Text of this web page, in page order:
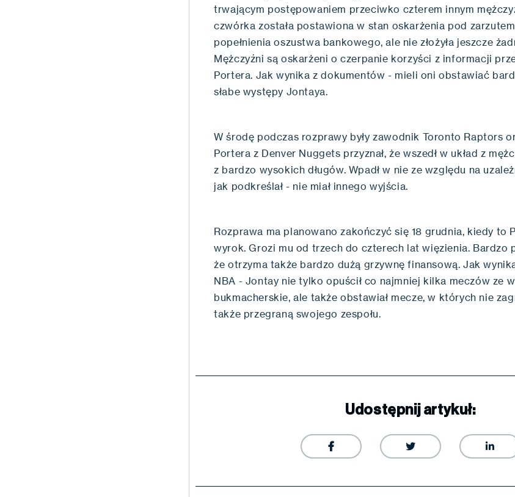
trwającym postępowaniem przeciwko czterem innym
czwórka została postawiona w stan oskarżenia pod
popełnienia oszustwa bankowego, ale nie złożyła jeszcze
Mężczyźni są oskarżeni o czerpanie korzyści z informacji
Portera. Jak wynika z dokumentów - mieli oni obstawiać
słabe występy Jontaya.
W środę podczas rozprawy były zawodnik Toronto Raptors
Portera z Denver Nuggets przyznał, że wszedł w układ z
z bardzo wysokich długów. Wpadł w nie ze względu na
jak podkreślał - nie miał innego wyjścia.
Rozprawa ma planowano zakończyć się 18 grudnia, kiedy to
wyrok. Grozi mu od trzech do czterech lat więzienia. Bardzo
że otrzyma także bardzo dużą grzywnę finansową. Jak
NBA - Jontay nie tylko opuścił co najmniej kilka meczów ze
bukmacherskie, ale także obstawiał mecze, w których nie
także przegraną swojego zespołu.
Udostępnij artykuł:
  